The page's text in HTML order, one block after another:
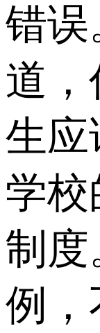
错误
道，
生应
学
制度
例，